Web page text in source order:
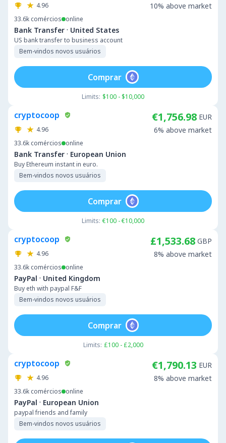
4.96
33.6k comércios online
Bank Transfer · United States
US bank transfer to business account
Bem-vindos novos usuários
10% above market
Limits: $100 - $10,000
Comprar
cryptocoop
4.96
33.6k comércios online
Bank Transfer · European Union
Buy Ethereum instant in euro.
Bem-vindos novos usuários
€1,756.98 EUR
6% above market
Limits: €100 - €10,000
Comprar
cryptocoop
4.96
33.6k comércios online
PayPal · United Kingdom
Buy eth with paypal F&F
Bem-vindos novos usuários
£1,533.68 GBP
8% above market
Limits: £100 - £2,000
Comprar
cryptocoop
4.96
33.6k comércios online
PayPal · European Union
paypal friends and family
Bem-vindos novos usuários
€1,790.13 EUR
8% above market